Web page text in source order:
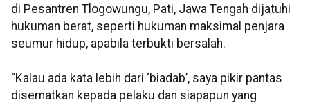
di Pesantren Tlogowungu, Pati, Jawa Tengah dijatuhi
hukuman berat, seperti hukuman maksimal penjara
seumur hidup, apabila terbukti bersalah.
“Kalau ada kata lebih dari ‘biadab’, saya pikir pantas
disematkan kepada pelaku dan siapapun yang